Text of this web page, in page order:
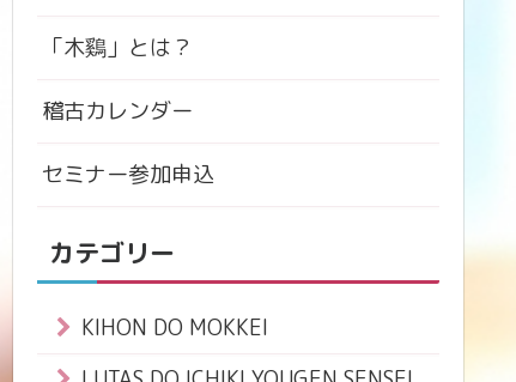
「木鷄」とは？
稽古カレンダー
セミナー参加申込
カテゴリー
KIHON DO MOKKEI